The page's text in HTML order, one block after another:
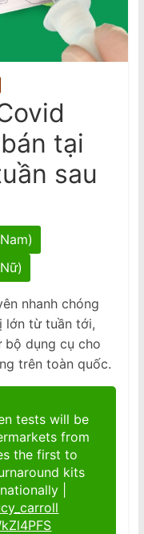
Crackdown On
Of Writers
tại
sau
nhanh chóng
lớn từ tuần tới,
dụng cụ cho
trên toàn quốc.
tests will be
from
the first to
kits
|